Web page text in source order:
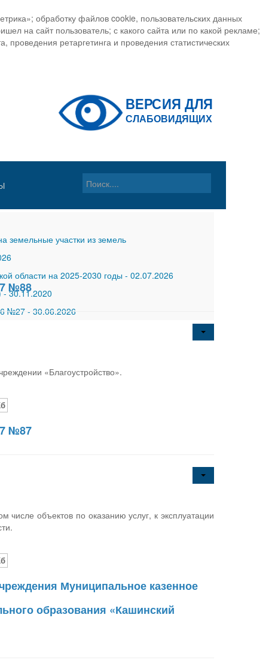
обработку файлов cookie, пользовательских данных
на сайт пользователь; с какого сайта или по какой рекламе;
ретаргетинга и проведения статистических
земельные участки из земель
области на 2025-2030 годы - 02.07.2026
-30.11.2020
№27 - 30.06.2026
№88
«Благоустройство».
№87
объектов по оказанию услуг, к эксплуатации
Муниципальное казенное
образования «Кашинский